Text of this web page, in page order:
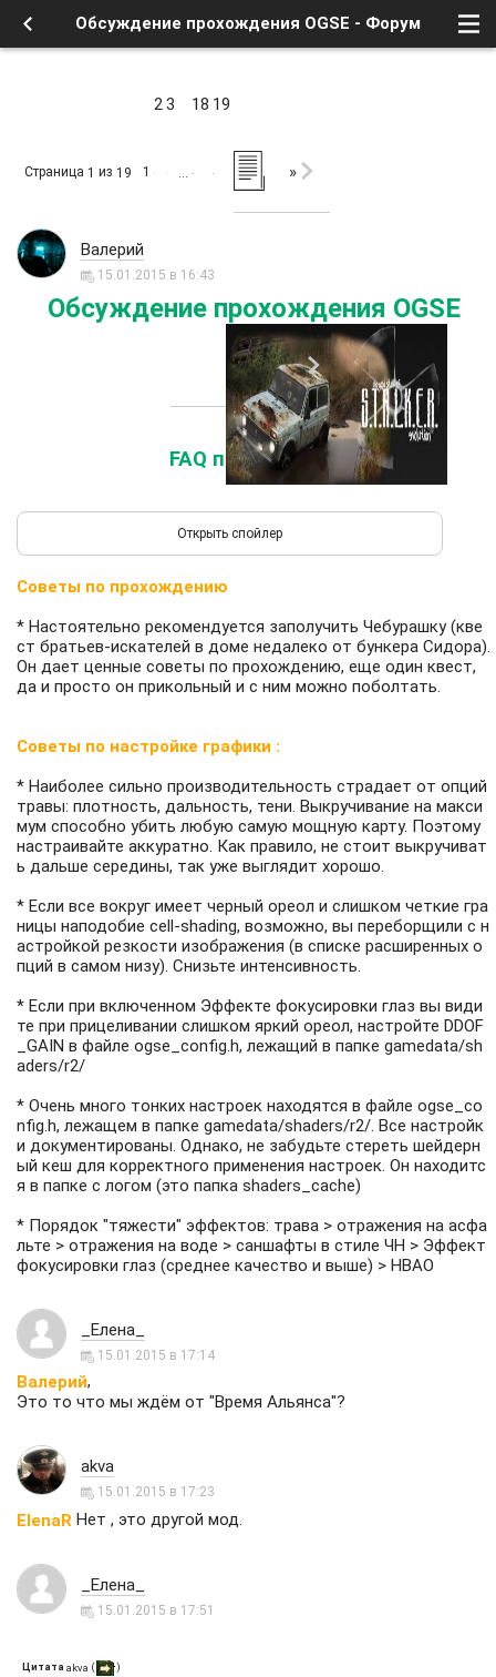
Обсуждение прохождения OGSE - Форум
Страница 1 из 19 1
23
…
18 19
»
Валерий
15.01.2015 в 16:43
Обсуждение прохождения OGSE
FAQ по квестам :
Советы по прохождению
* Настоятельно рекомендуется заполучить Чебурашку (кве
ст братьев-искателей в доме недалеко от бункера Сидора).
Он дает ценные советы по прохождению, еще один квест,
да и просто он прикольный и с ним можно поболтать.
Советы по настройке графики :
* Наиболее сильно производительность страдает от опций
травы: плотность, дальность, тени. Выкручивание на макси
мум способно убить любую самую мощную карту. Поэтому
настраивайте аккуратно. Как правило, не стоит выкручиват
ь дальше середины, так уже выглядит хорошо.
* Если все вокруг имеет черный ореол и слишком четкие гра
ницы наподобие cell-shading, возможно, вы переборщили с н
астройкой резкости изображения (в списке расширенных о
пций в самом низу). Снизьте интенсивность.
* Если при включенном Эффекте фокусировки глаз вы види
те при прицеливании слишком яркий ореол, настройте DDOF
_GAIN в файле ogse_config.h, лежащий в папке gamedata/sh
aders/r2/
* Очень много тонких настроек находятся в файле ogse_co
nfig.h, лежащем в папке gamedata/shaders/r2/. Все настройк
и документированы. Однако, не забудьте стереть шейдерн
ый кеш для корректного применения настроек. Он находитс
я в папке с логом (это папка shaders_cache)
* Порядок "тяжести" эффектов: трава > отражения на асфа
льте > отражения на воде > саншафты в стиле ЧН > Эффект
фокусировки глаз (среднее качество и выше) > HBAO
_Елена_
15.01.2015 в 17:14
Валерий,
Это то что мы ждём от "Время Альянса"?
akva
15.01.2015 в 17:23
ElenaR Нет , это другой мод.
_Елена_
15.01.2015 в 17:51
Цитата akva ( )